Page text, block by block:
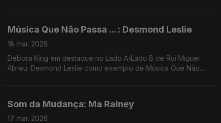
Música Que Não Passa ... : Desmond Leslie
18 mar. 2026
Debora King em destaque no Lado A/Lado B de Rui Miguel
Abreu. Desmond Leslie como exemplo de Música Que Não
Som da Mudança: Ma Rainey
17 mar. 2026